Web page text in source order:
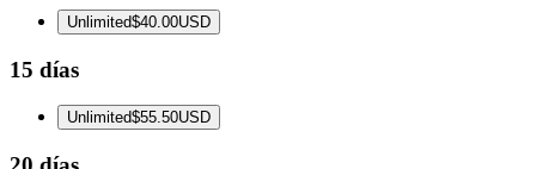
Unlimited$40.00USD
15 días
Unlimited$55.50USD